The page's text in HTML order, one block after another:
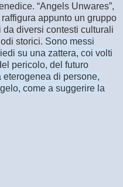
“Angels Unwares”,
appunto un gruppo
diversi contesti culturali
storici. Sono messi
su una zattera, coi volti
pericolo, del futuro
eterogenea di persone,
come a suggerire la